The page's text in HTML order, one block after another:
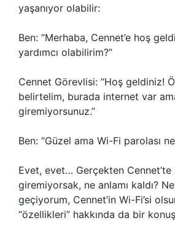
yaşanıyor olabilir:
Ben: “Merhaba, Cennet’e hoş
yardımcı olabilirim?”
Cennet Görevlisi: “Hoş geldiniz!
belirtelim, burada internet var
giremiyorsunuz.”
Ben: “Güzel ama Wi-Fi parolası
Evet, evet… Gerçekten Cennet’te
giremiyorsak, ne anlamı kaldı?
geçiyorum, Cennet’in Wi-Fi’si
“özellikleri” hakkında da bir